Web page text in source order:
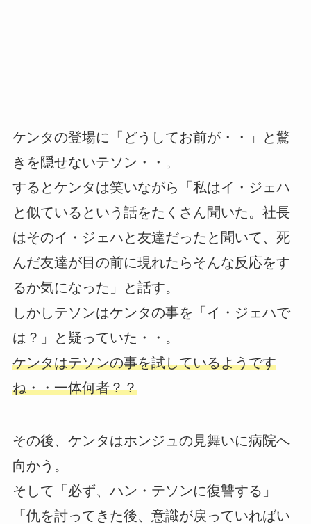
ケンタの登場に「どうしてお前が・・」と驚
きを隠せないテソン・・。
するとケンタは笑いながら「私はイ・ジェハ
と似ているという話をたくさん聞いた。社長
はそのイ・ジェハと友達だったと聞いて、死
んだ友達が目の前に現れたらそんな反応をす
るか気になった」と話す。
しかしテソンはケンタの事を「イ・ジェハで
は？」と疑っていた・・。
ケンタはテソンの事を試しているようです
ね・・一体何者？？
その後、ケンタはホンジュの見舞いに病院へ
向かう。
そして「必ず、ハン・テソンに復讐する」
「仇を討ってきた後、意識が戻っていればい